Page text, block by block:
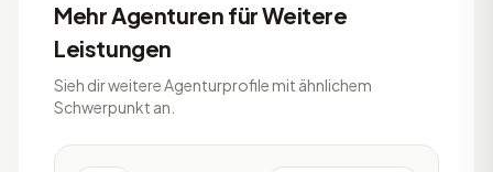
Mehr Agenturen für Weitere
Leistungen
Sieh dir weitere Agenturprofile mit ähnlichem
Schwerpunkt an.